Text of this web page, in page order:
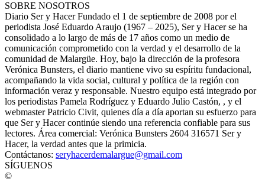
SOBRE NOSOTROS
Diario Ser y Hacer Fundado el 1 de septiembre de 2008 por el
periodista José Eduardo Araujo (1967 – 2025), Ser y Hacer se ha
consolidado a lo largo de más de 17 años como un medio de
comunicación comprometido con la verdad y el desarrollo de la
comunidad de Malargüe. Hoy, bajo la dirección de la profesora
Verónica Bunsters, el diario mantiene vivo su espíritu fundacional,
acompañando la vida social, cultural y política de la región con
información veraz y responsable. Nuestro equipo está integrado por
los periodistas Pamela Rodríguez y Eduardo Julio Castón, , y el
webmaster Patricio Civit, quienes día a día aportan su esfuerzo para
que Ser y Hacer continúe siendo una referencia confiable para sus
lectores. Área comercial: Verónica Bunsters 2604 316571 Ser y
Hacer, la verdad antes que la primicia.
Contáctanos: seryhacerdemalargue@gmail.com
SÍGUENOS
©